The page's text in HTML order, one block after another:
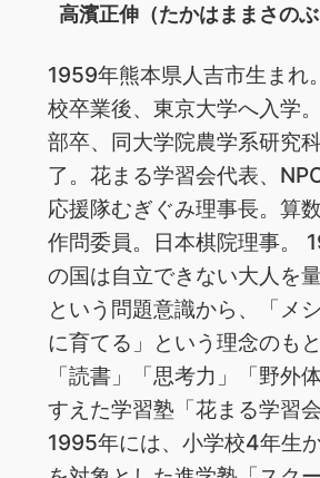
高濱正伸（たかはままさのぶ
1959年熊本県人吉市生まれ
校卒業後、東京大学へ入学
部卒、同大学院農学系研究
了。花まる学習会代表、
応援隊むぎぐみ理事長。算
作問委員。日本棋院理事。
の国は自立できない大人を
という問題意識から、「メ
に育てる」という理念のも
「読書」「思考力」「野外
すえた学習塾「花まる学習会
1995年には、小学校4年生